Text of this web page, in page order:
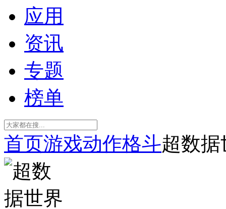
应用
资讯
专题
榜单
首页游戏动作格斗超数